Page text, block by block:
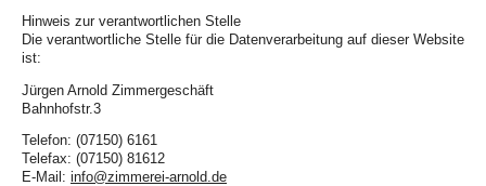
Hinweis zur verantwortlichen Stelle
Die verantwortliche Stelle für die Datenverarbeitung auf dieser Website
ist:
Jürgen Arnold Zimmergeschäft
Bahnhofstr.3
Telefon: (07150) 6161
Telefax: (07150) 81612
E-Mail: info@zimmerei-arnold.de